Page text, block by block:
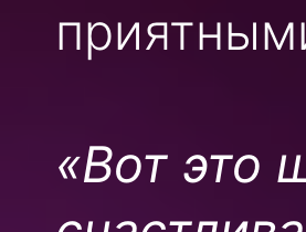
«Вот это